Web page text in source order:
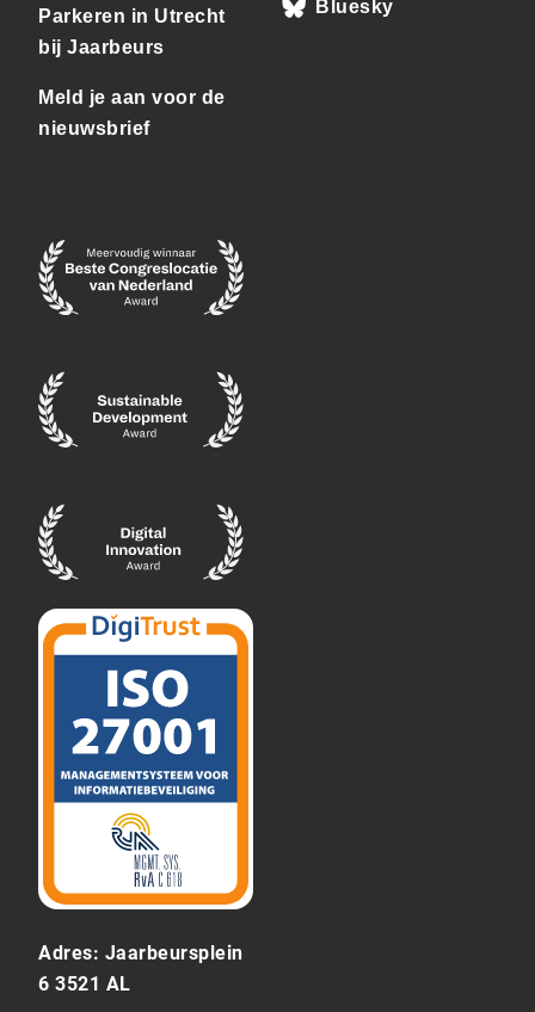
Parkeren in Utrecht
bij Jaarbeurs
Meld je aan voor de
nieuwsbrief
Adres: Jaarbeursplein
6 3521 AL
Bluesky